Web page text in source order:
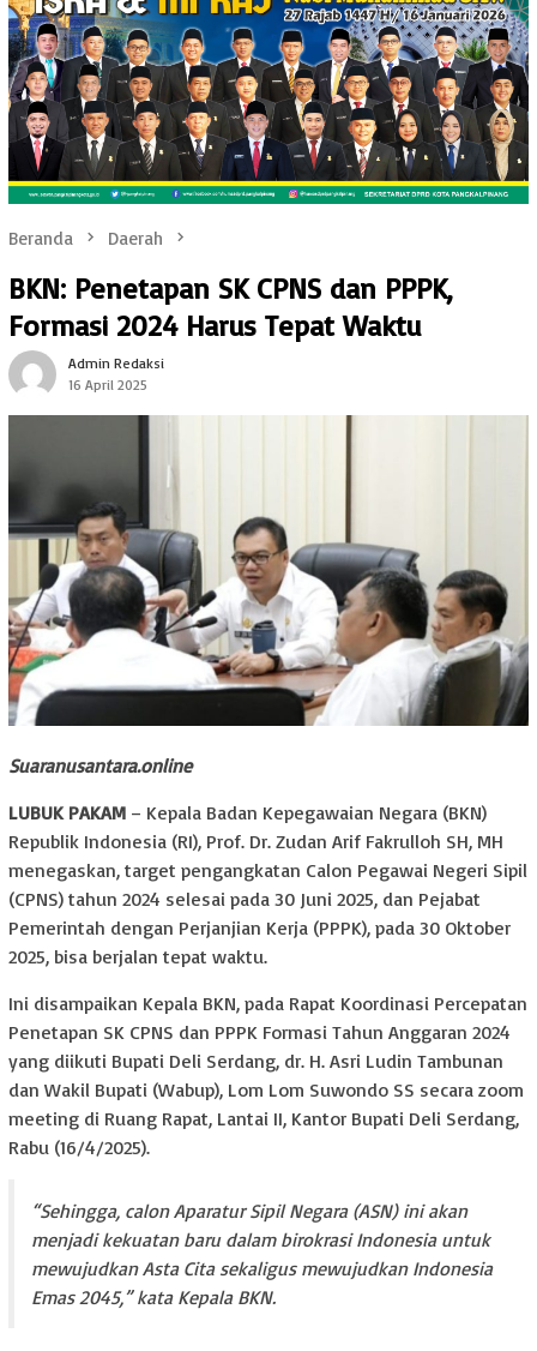
Beranda Daerah
BKN: Penetapan SK CPNS dan PPPK,
Formasi 2024 Harus Tepat Waktu
Admin Redaksi
16 April 2025
Suaranusantara.online
LUBUK PAKAM – Kepala Badan Kepegawaian Negara (BKN)
Republik Indonesia (RI), Prof. Dr. Zudan Arif Fakrulloh SH, MH
menegaskan, target pengangkatan Calon Pegawai Negeri Sipil
(CPNS) tahun 2024 selesai pada 30 Juni 2025, dan Pejabat
Pemerintah dengan Perjanjian Kerja (PPPK), pada 30 Oktober
2025, bisa berjalan tepat waktu.
Ini disampaikan Kepala BKN, pada Rapat Koordinasi Percepatan
Penetapan SK CPNS dan PPPK Formasi Tahun Anggaran 2024
yang diikuti Bupati Deli Serdang, dr. H. Asri Ludin Tambunan
dan Wakil Bupati (Wabup), Lom Lom Suwondo SS secara zoom
meeting di Ruang Rapat, Lantai II, Kantor Bupati Deli Serdang,
Rabu (16/4/2025).
“Sehingga, calon Aparatur Sipil Negara (ASN) ini akan
menjadi kekuatan baru dalam birokrasi Indonesia untuk
mewujudkan Asta Cita sekaligus mewujudkan Indonesia
Emas 2045,” kata Kepala BKN.